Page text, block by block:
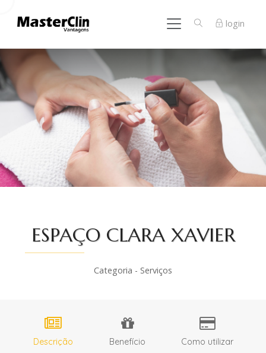
login
ESPAÇO CLARA XAVIER
Categoria - Serviços
Descrição Benefício Como utilizar